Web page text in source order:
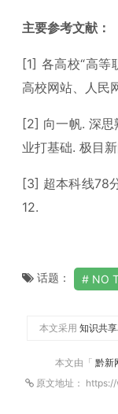
主要参考文献：
[1] 各高校“高等
高校网站、人民
[2] 向一帆. 深思
业打基础. 极目
[3] 超本科线78
12.
话题： NO
本文采用 知识共
本文由「 黔新
原文地址：